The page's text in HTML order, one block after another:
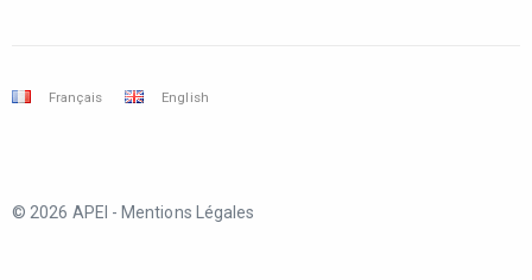
Français English
© 2026 APEI - Mentions Légales